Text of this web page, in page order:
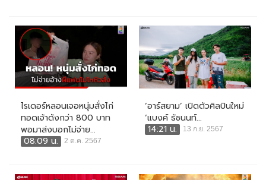
ไรเดอร์หลอนเจอหนุ่มสั่งไก่
ทอดเจ้าดังกว่า 800 บาท
พอมาส่งบอกไม่จ่าย...
08:09 น.
2 ต.ค. 2567
‘อาร์สยาม’ เปิดตัวศิลปินใหม่
‘แบงค์ ธัชนนท์...
14:21 น.
13 ก.ย. 2567